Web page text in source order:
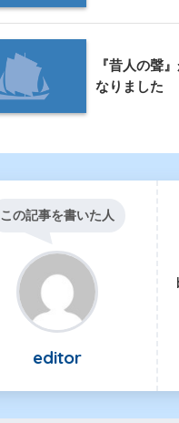
『昔人の聲
なりました
この記事を書いた人
editor